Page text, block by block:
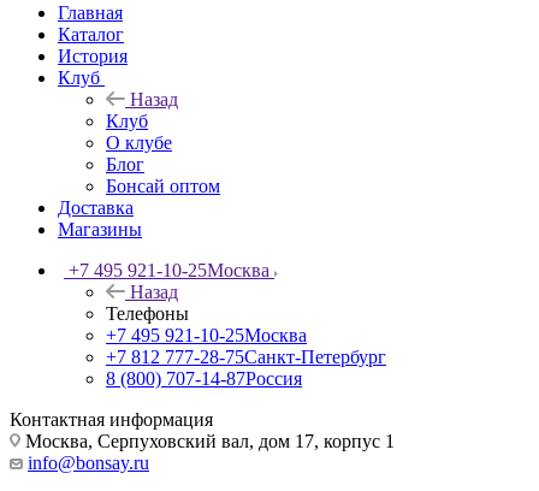
Главная
Каталог
История
Клуб
Назад
Клуб
О клубе
Блог
Бонсай оптом
Доставка
Магазины
+7 495 921-10-25Москва
Назад
Телефоны
+7 495 921-10-25Москва
+7 812 777-28-75Санкт-Петербург
8 (800) 707-14-87Россия
Контактная информация
Москва, Cерпуховский вал, дом 17, корпус 1
info@bonsay.ru